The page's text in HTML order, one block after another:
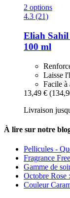
2 options
4.3 (21)
Eliah Sahil
100 ml
Laisse
Facile à
13,49 €
Livraison
À lire sur notre
Pellicules -
Fragrance
Gamme de
Octobre Rose
Couleur